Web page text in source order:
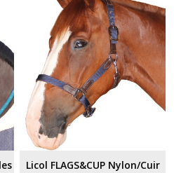
Licol FLAGS&CUP Nylon/Cuir